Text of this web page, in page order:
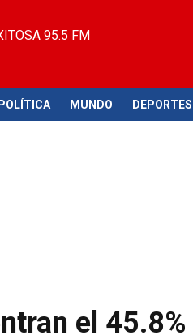
95.5 FM
POLÍTICA MUNDO DEPORTES
el